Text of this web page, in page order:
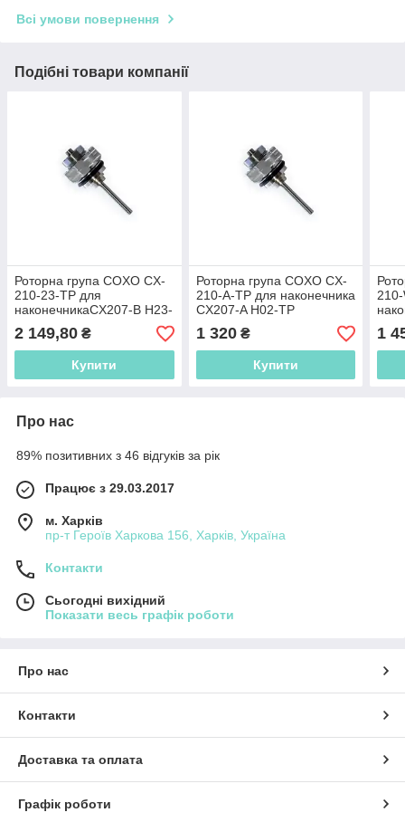
Всі умови повернення
Подібні товари компанії
Роторна група COXO CX-
210-23-TP для
наконечникаCX207-B H23-
TP ATLAS
2 149,80 ₴
Купити
Роторна група COXO CX-
210-A-TP для наконечника
CX207-A H02-TP
1 320₴
Купити
1
Про нас
89% позитивних з 46 відгуків за рік
Працює з 29.03.2017
м. Харків
пр-т Героїв Харкова 156, Харків, Україна
Контакти
Сьогодні вихідний
Показати весь графік роботи
Про нас
Контакти
Доставка та оплата
Графік роботи